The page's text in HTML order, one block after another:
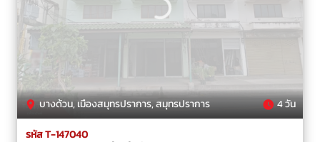
บางด้วน, เมืองสมุทรปราการ, สมุทรปราการ 4 วัน
รหัส T-147040